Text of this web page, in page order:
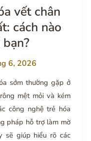
vết chân
cách nào
6, 2026
sớm thường gặp ở
mệt mỏi và kém
công nghệ trẻ hóa
pháp hỗ trợ làm mờ
sẽ giúp hiểu rõ các